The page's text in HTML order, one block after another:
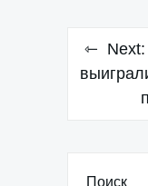
Next:
Поиск